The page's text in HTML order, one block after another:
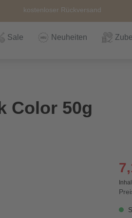
kostenloser Rückversand
Sale Neuheiten
Häkeln
Sale
Wolle
Zubehör
Nähzubehör
Prym
Bücher
Color 50g